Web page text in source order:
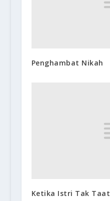
Penghambat Nikah
Ketika Istri Tak Taat